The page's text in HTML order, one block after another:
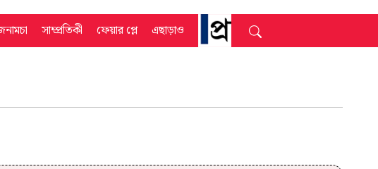
সাম্প্রতিকী ফেয়ার প্লে এছাড়াও